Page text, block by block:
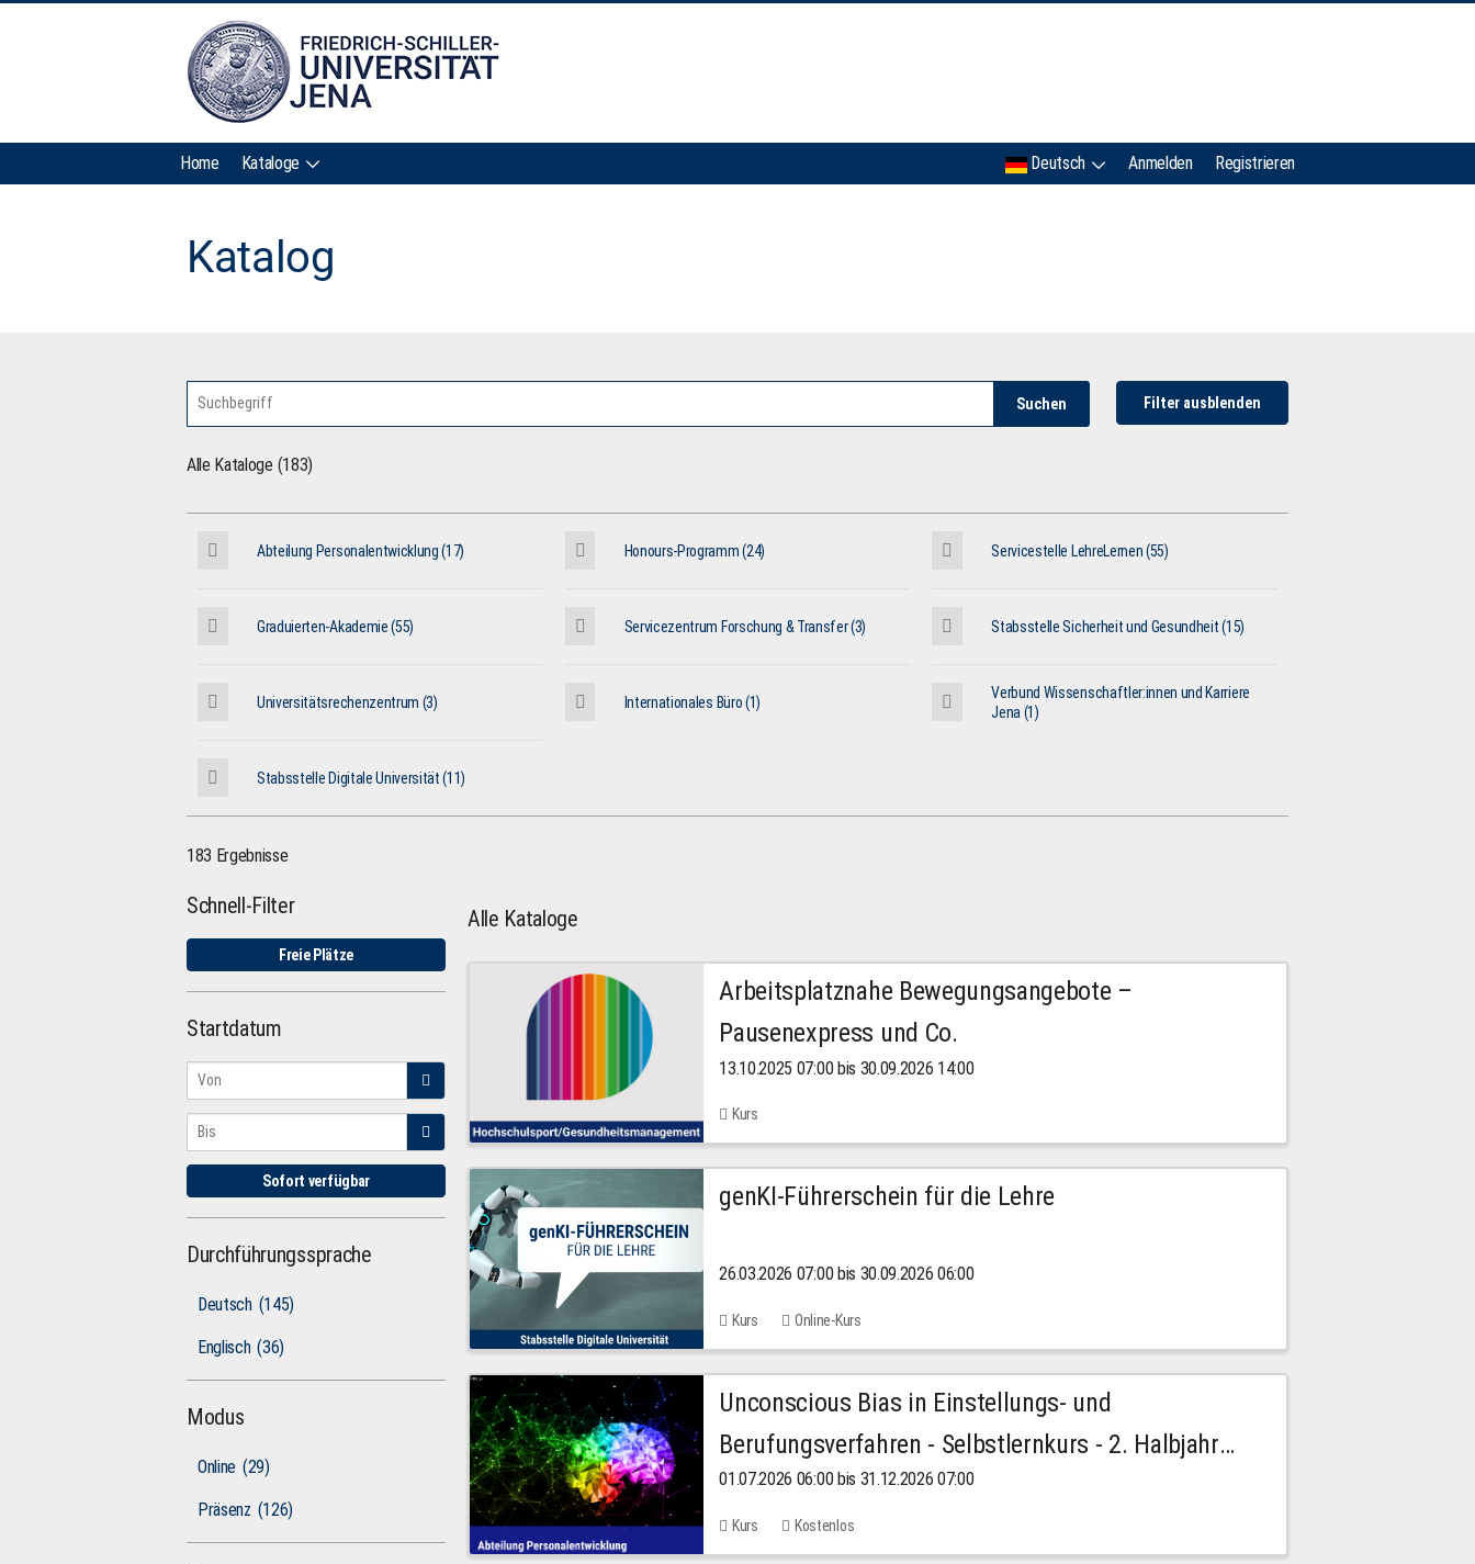
Home Kataloge Deutsch Anmelden Registrieren
Katalog
Suchen Filter ausblenden
Alle Kataloge (183)
Abteilung Personalentwicklung (17) Honours-Programm (24) Servicestelle LehreLernen (55)
Graduierten-Akademie (55) Servicezentrum Forschung & Transfer (3) Stabsstelle Sicherheit und Gesundheit (15)
Universitätsrechenzentrum (3) Internationales Büro (1)
Verbund Wissenschaftler:innen und Karriere
Jena (1)
Stabsstelle Digitale Universität (11)
183 Ergebnisse
Schnell-Filter
Freie Plätze
Startdatum
Sofort verfügbar
Durchführungssprache
Deutsch (145)
Englisch (36)
Modus
Online (29)
Präsenz (126)
Alle Kataloge
Arbeitsplatznahe Bewegungsangebote –
Pausenexpress und Co.
13.10.2025 07:00 bis 30.09.2026 14:00
Kurs
genKI-Führerschein für die Lehre
26.03.2026 07:00 bis 30.09.2026 06:00
Kurs Online-Kurs
Unconscious Bias in Einstellungs- und
Berufungsverfahren - Selbstlernkurs - 2. Halbjahr
2026
01.07.2026 06:00 bis 31.12.2026 07:00
Kurs Kostenlos